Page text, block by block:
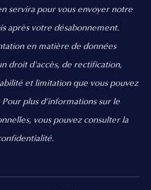
servira pour vous envoyer notre
après votre désabonnement.
en matière de données
droit d'accès, de rectification,
et limitation que vous pouvez
Pour plus d’informations sur le
vous pouvez consulter la